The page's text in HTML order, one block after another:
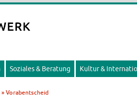
Soziales & Beratung Kultur &
»Vorabentscheid